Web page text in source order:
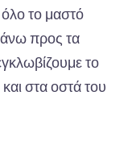
όλο το μαστό
προς τα
το
στα οστά του